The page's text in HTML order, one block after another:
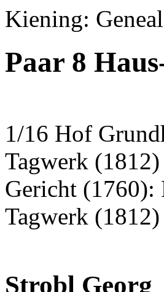
Kiening:
Paar 8
1/16 Hof
Tagwerk (1812)
Gericht (1760):
Tagwerk (1812)
Strobl Georg